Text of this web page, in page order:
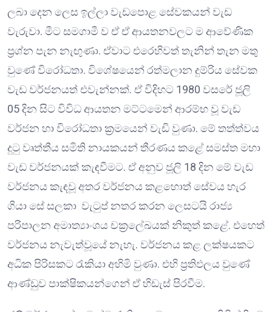
ලබා දෙන ලෙස ඉල්ලා වැඩපොළ සේවකයන් වැඩ
වැරුවා. මීට සමගාමී ව ඒ ඒ ආයතනවලට ම ආවේණික
ප්‍රශ්න පැන නැඟුණා. ඒවාට එරෙහිවත් තැනින් තැන මතු
වුණේ විරෝධතා. විශේෂයෙන් රත්මලාන දුම්රිය සේවක
වැඩ වර්ජනයත් එවැන්නක්. ඒ විදිහට 1980 වසරේ ජූලි
05 දින සිට විවිධ ආයතන මට්ටමෙන් ආරම්භ වූ වැඩ
වර්ජන හා විරෝධතා ක්‍රමයෙන් වැඩි වුණා. මේ තත්ත්වය
දුටු වෘත්තීය සමිති නායකයන් තීරණය කළේ සමස්ත මහා
වැඩ වර්ජනයක් කැඳවීමට. ඒ අනුව ජූලි 18 දින මේ වැඩ
වර්ජනය කැඳවූ අතර වර්ජනය කළහොත් සේවය හැර
ගියා සේ සලකා වැටුප් නතර කරන ලෙසටයි රාජ්‍ය
පරිපාලන අමාත්‍යාංශය චක්‍රලේඛයක් නිකුත් කළේ. එහෙත්
වර්ජනය නැවැත්වූයේ නැහැ. වර්ජනය කළ ලක්ෂයකට
අධික පිරිසකට රැකියා අහිමි වුණා. එහි ප්‍රතිඵලය වුණේ
ආණ්ඩුව පාක්ෂිකයන්ගෙන් ඒ හිඩැස් පිරවීම.